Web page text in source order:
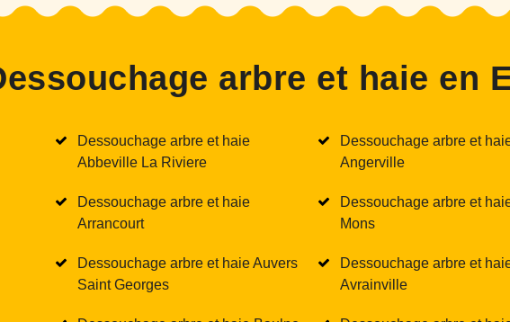
arbre et haie en
Dessouchage arbre et haie
Abbeville La Riviere
Dessouchage arbre et
Angerville
Dessouchage arbre et haie
Arrancourt
Dessouchage arbre et
Mons
Dessouchage arbre et haie Auvers
Saint Georges
Dessouchage arbre et
Avrainville